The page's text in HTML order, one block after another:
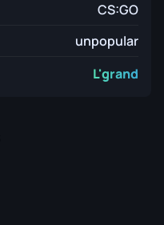
CS:GO
unpopular
L'grand